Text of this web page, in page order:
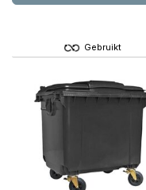
Gebruikt